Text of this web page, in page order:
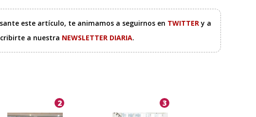
este artículo, te animamos a seguirnos en TWITTERy a
a nuestra NEWSLETTER DIARIA.
2 3